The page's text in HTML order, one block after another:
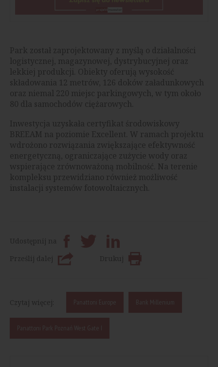
Park został zaprojektowany z myślą o działalności
logistycznej, magazynowej, dystrybucyjnej oraz
lekkiej produkcji. Obiekty oferują wysokość
składowania 12 metrów, 126 doków załadunkowych
oraz niemal 220 miejsc parkingowych, w tym około
80 dla samochodów ciężarowych.
Inwestycja uzyskała certyfikat środowiskowy
BREEAM na poziomie Excellent. W ramach projektu
wdrożono rozwiązania zwiększające efektywność
energetyczną, ograniczające zużycie wody oraz
wspierające zrównoważoną mobilność. Na terenie
kompleksu przewidziano również możliwość
instalacji systemów fotowoltaicznych.
Udostępnij na
Prześlij dalej
Drukuj
Czytaj więcej: Panattoni Europe Bank Millenium
Panattoni Park Poznań West Gate I